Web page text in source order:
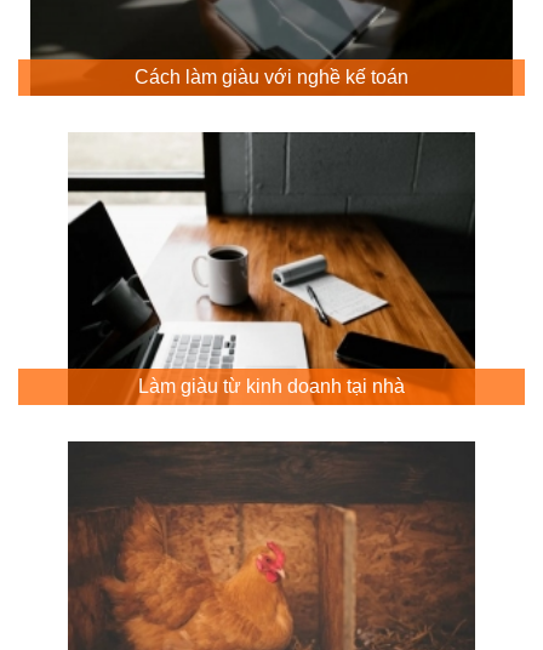
Cách làm giàu với nghề kế toán
Làm giàu từ kinh doanh tại nhà